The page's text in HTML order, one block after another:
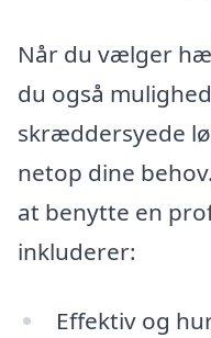
Når du vælger
du også
skræddersyede
netop dine
at benytte en
inkluderer:
Effektiv og